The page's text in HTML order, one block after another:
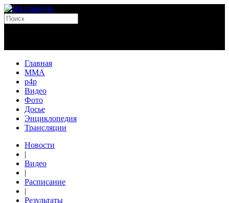
Главная
MMA
p4p
Видео
Фото
Досье
Энциклопедия
Трансляции
Новости
|
Видео
|
Расписание
|
Результаты